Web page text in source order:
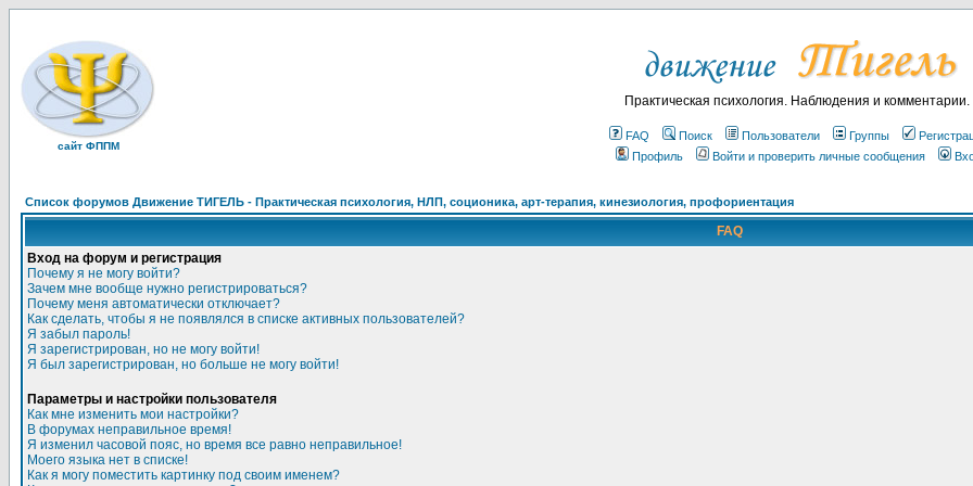
сайт ФППМ
Практическая психология. Наблюдения и комментарии.
FAQ Поиск Пользователи Группы
Профиль
Войти и проверить личные сообщения
Список форумов Движение ТИГЕЛЬ - Практическая психология, НЛП, соционика, арт-терапия, кинезиология, профориентация
FAQ
Вход на форум и регистрация
Почему я не могу войти?
Зачем мне вообще нужно регистрироваться?
Почему меня автоматически отключает?
Как сделать, чтобы я не появлялся в списке активных пользователей?
Я забыл пароль!
Я зарегистрирован, но не могу войти!
Я был зарегистрирован, но больше не могу войти!
Параметры и настройки пользователя
Как мне изменить мои настройки?
В форумах неправильное время!
Я изменил часовой пояс, но время все равно неправильное!
Моего языка нет в списке!
Как я могу поместить картинку под своим именем?